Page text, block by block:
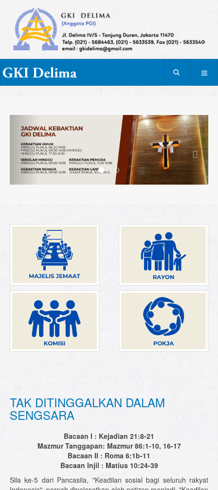
Next
TAK DITINGGALKAN DALAM
SENGSARA
Bacaan I : Kejadian 21:8-21
Mazmur Tanggapan: Mazmur 86:1-10, 16-17
Bacaan II : Roma 6:1b-11
Bacaan Injil : Matius 10:24-39
Sila ke-5 dari Pancasila, "Keadilan sosial bagi seluruh rakyat